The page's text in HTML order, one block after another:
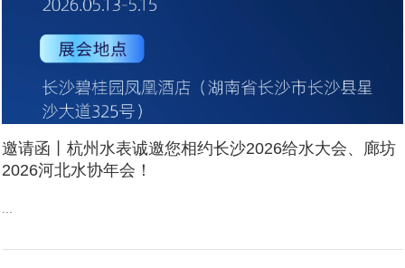
邀请函丨杭州水表诚邀您相约长沙2026给水大会、廊坊
2026河北水协年会！
...